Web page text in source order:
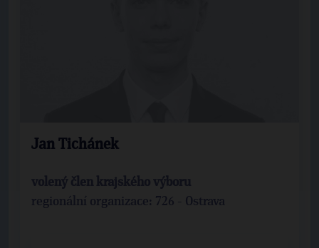
Jan Tichánek
volený člen krajského výboru
regionální organizace: 726 - Ostrava